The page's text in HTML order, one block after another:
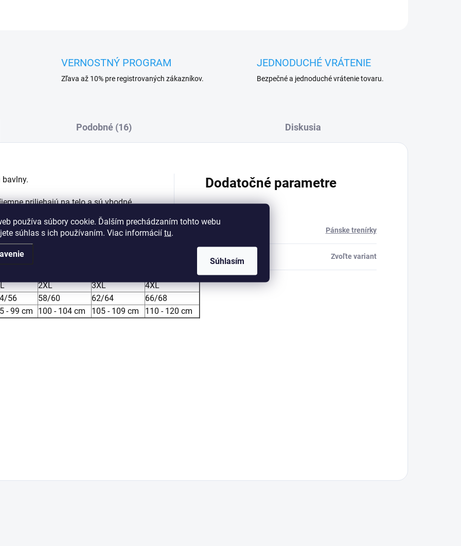
používa súbory cookie. Ďalším prechádzaním tohto webu
súhlas s ich používaním. Viac informácií tu.
Súhlasím
VERNOSTNÝ PROGRAM
Zľava až 10% pre registrovaných zákazníkov.
JEDNODUCHÉ VRÁTENIE
Bezpečné a jednoduché vrátenie tovaru.
Podobné (16) Diskusia
bavlny.
priliehajú na telo a sú vhodné
2XL 3XL
4XL
56 58/60 62/64
66/68
- 99 cm 100 - 104 cm 105 - 109 cm 110 - 120 cm
Dodatočné parametre
Pánske trenírky
EAN: Zvoľte variant